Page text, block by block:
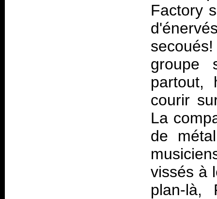
Factory
groupe
partout,
courir
La
de
vissés à
plan-là,